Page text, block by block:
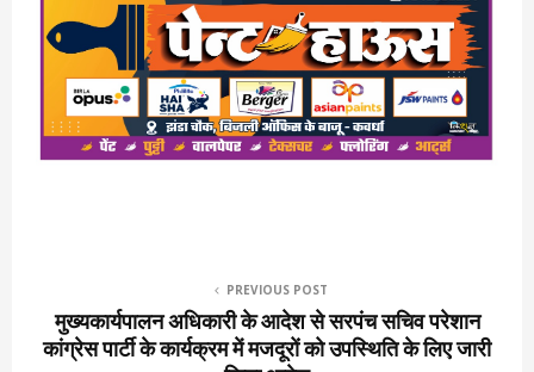
PREVIOUS POST
मुख्यकार्यपालन अधिकारी के आदेश से सरपंच सचिव परेशान
कांग्रेस पार्टी के कार्यक्रम में मजदूरों को उपस्थिति के लिए जारी